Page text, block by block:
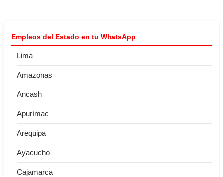
Empleos del Estado en tu WhatsApp
Lima
Amazonas
Ancash
Apurímac
Arequipa
Ayacucho
Cajamarca